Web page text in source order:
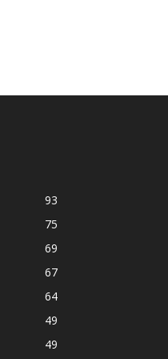
93
75
69
67
64
49
49